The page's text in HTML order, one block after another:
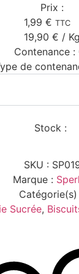
Prix :
1,99 € TTC
19,90 € / Kg
Contenance :
de
Stock :
SKU :
Marque :
Catégorie(s)
Sucrée,